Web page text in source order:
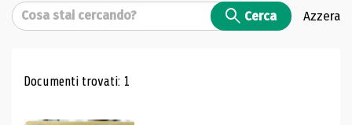
Cerca Cerca Azzera
Risultati di ricerca
Documenti trovati: 1